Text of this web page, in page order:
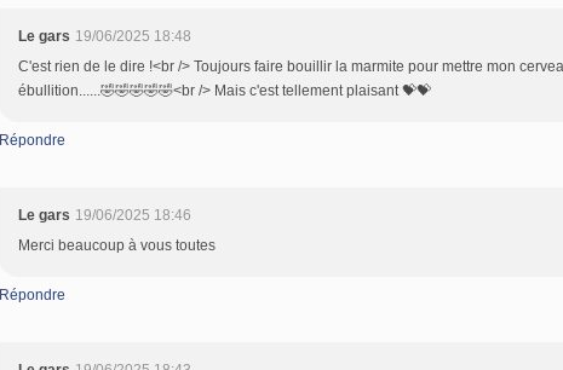
Le gars 19/06/2025 18:48
C'est rien de le dire !<br /> Toujours faire bouillir la marmite pour mettre mon
ébullition......🤣🤣🤣🤣🤣<br /> Mais c'est tellement plaisant 💝💝
Répondre
Le gars 19/06/2025 18:46
Merci beaucoup à vous toutes
Répondre